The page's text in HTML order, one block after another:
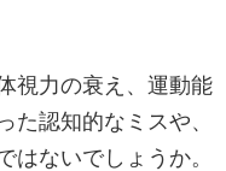
視力の衰え、運動能
認知的なミスや、
ないでしょうか。